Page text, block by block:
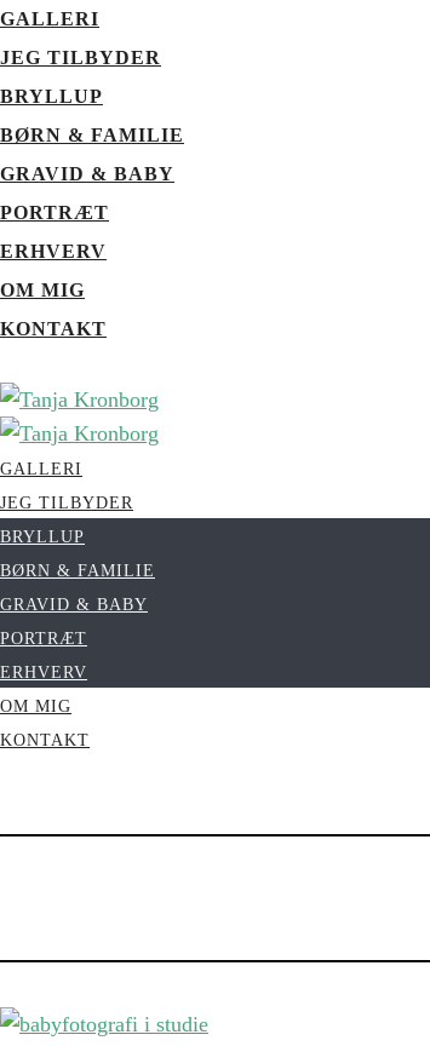
GALLERI
JEG TILBYDER
BRYLLUP
BØRN & FAMILIE
GRAVID & BABY
PORTRÆT
ERHVERV
OM MIG
KONTAKT
GALLERI
JEG TILBYDER
BRYLLUP
BØRN & FAMILIE
GRAVID & BABY
PORTRÆT
ERHVERV
OM MIG
KONTAKT